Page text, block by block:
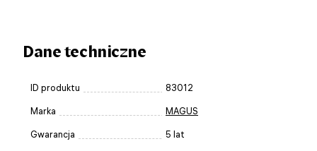
Dane techniczne
ID produktu 83012
Marka MAGUS
Gwarancja 5 lat